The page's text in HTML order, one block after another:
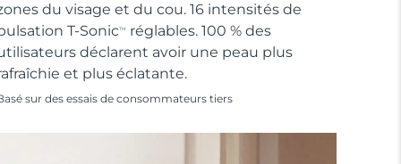
du visage et du cou. 16 intensités de
T-SonicTM
réglables. 100 % des
déclarent avoir une peau plus
et plus éclatante.
sur des essais de consommateurs tiers